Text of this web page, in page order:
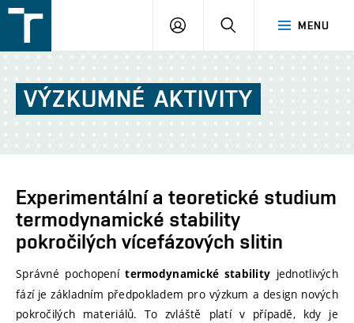
v
Brně
MENU
PŘIHLÁŠENÍ
VÝZKUMNÉ AKTIVITY
Experimentální a teoretické studium
termodynamické stability
pokročilých vícefázových slitin
Správné pochopenítermodynamické stability jednotlivých
fází je základním předpokladem pro výzkum a design nových
pokročilých materiálů. To zvláště platí v případě, kdy je